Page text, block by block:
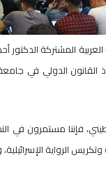
المشتركة الدكتور
القانون الدولي في
فإننا مستمرون في
الرواية